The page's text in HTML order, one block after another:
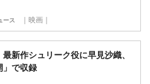
ース ｜映画｜
最新作シュリーク役に早見沙織、
」で収録